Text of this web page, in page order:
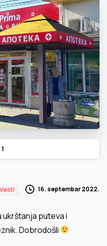
1
Vesti 16. septembar 2022.
ukrštanja puteva i
Dobrodošli